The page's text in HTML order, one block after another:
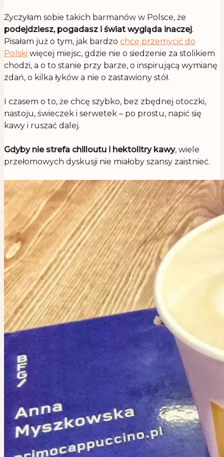
.
Życzyłam sobie takich barmanów w Polsce, że
podejdziesz, pogadasz i świat wygląda inaczej.
Pisałam już o tym, jak bardzo chcę przemycić do
Polski więcej miejsc, gdzie nie o siedzenie za stolikiem
chodzi, a o to stanie przy barze, o inspirującą wymianę
zdań, o kilka łyków a nie o zastawiony stół.
.
I czasem o to, że chcę szybko, bez zbędnej otoczki,
nastoju, świeczek i serwetek – po prostu, napić się
kawy i ruszać dalej.
.
Gdyby nie strefa chilloutu i hektolitry kawy, wiele
przełomowych dyskusji nie miałoby szansy zaistnieć.
.